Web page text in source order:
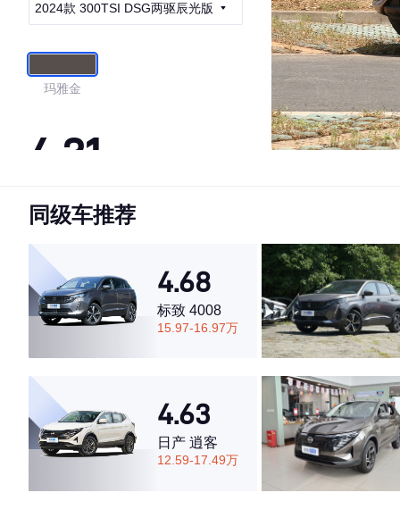
2024款 300TSI DSG两驱辰光版
玛雅金
4.31
·外观表现一般，低于68%同级车
·空间表现一般，低于89%同级车
同级车推荐
4.68
标致 4008
15.97-16.97万
4.63
日产 逍客
12.59-17.49万